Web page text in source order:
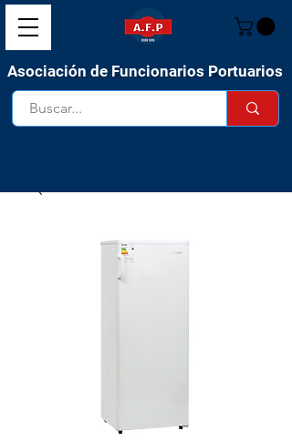
Asociación de Funcionarios Portuarios